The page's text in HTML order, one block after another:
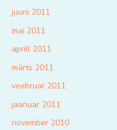
juuni 2011
mai 2011
aprill 2011
märts 2011
veebruar 2011
jaanuar 2011
november 2010